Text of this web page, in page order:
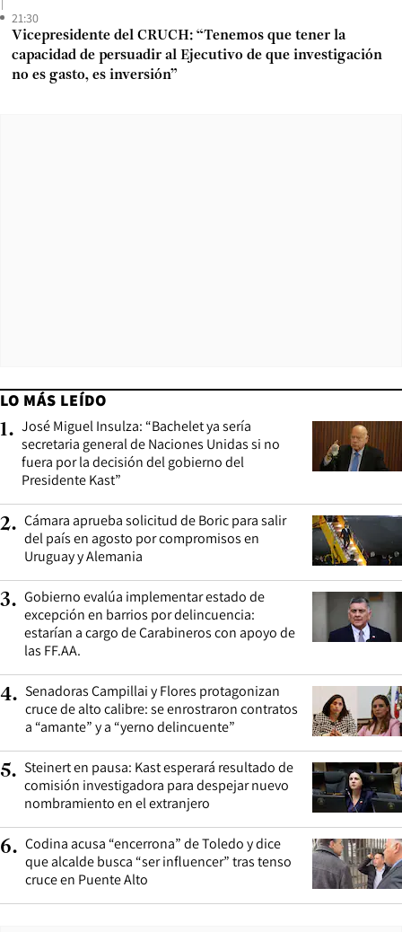
21:30
Vicepresidente del CRUCH: “Tenemos que tener la
capacidad de persuadir al Ejecutivo de que investigación
no es gasto, es inversión”
LO MÁS LEÍDO
1. José Miguel Insulza: “Bachelet ya sería
secretaria general de Naciones Unidas si no
fuera por la decisión del gobierno del
Presidente Kast”
2. Cámara aprueba solicitud de Boric para salir
del país en agosto por compromisos en
Uruguay y Alemania
3. Gobierno evalúa implementar estado de
excepción en barrios por delincuencia:
estarían a cargo de Carabineros con apoyo de
las FF.AA.
4. Senadoras Campillai y Flores protagonizan
cruce de alto calibre: se enrostraron contratos
a “amante” y a “yerno delincuente”
5. Steinert en pausa: Kast esperará resultado de
comisión investigadora para despejar nuevo
nombramiento en el extranjero
6. Codina acusa “encerrona” de Toledo y dice
que alcalde busca “ser influencer” tras tenso
cruce en Puente Alto